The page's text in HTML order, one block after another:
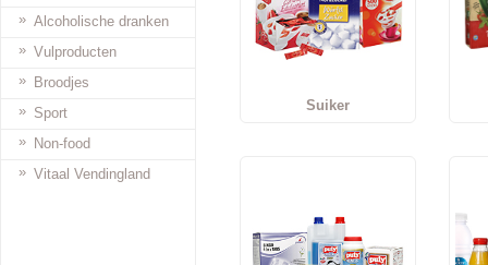
» Alcoholische dranken
» Vulproducten
» Broodjes
» Sport
» Non-food
» Vitaal Vendingland
Suiker